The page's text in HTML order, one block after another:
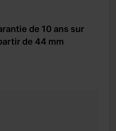
de 10 ans sur
de 44 mm